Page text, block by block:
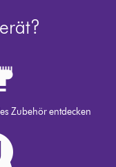
Zubehör entdecken